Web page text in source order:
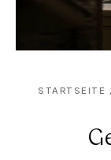
STARTSEITE